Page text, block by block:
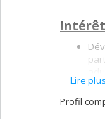
les
Lire
Profil